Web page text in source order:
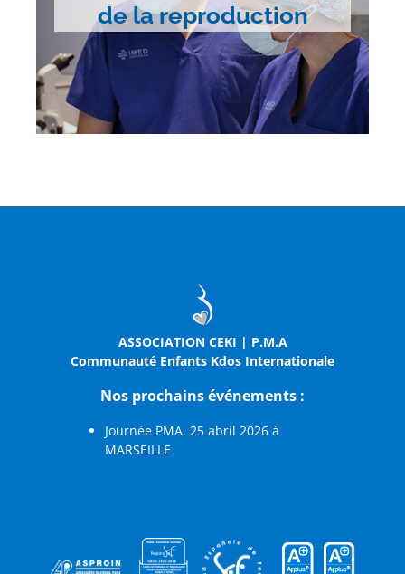
de la reproduction
ASSOCIATION CEKI | P.M.A
Communauté Enfants Kdos Internationale
Nos prochains événements :
Journée PMA, 25 abril 2026 à
MARSEILLE